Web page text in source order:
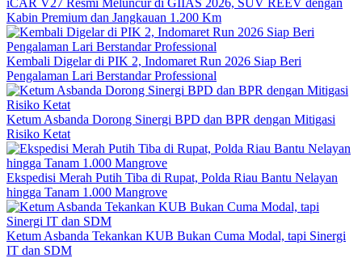
iCAR V27 Resmi Meluncur di GIIAS 2026, SUV REEV dengan
Kabin Premium dan Jangkauan 1.200 Km
Kembali Digelar di PIK 2, Indomaret Run 2026 Siap Beri
Pengalaman Lari Berstandar Professional
Ketum Asbanda Dorong Sinergi BPD dan BPR dengan Mitigasi
Risiko Ketat
Ekspedisi Merah Putih Tiba di Rupat, Polda Riau Bantu Nelayan
hingga Tanam 1.000 Mangrove
Ketum Asbanda Tekankan KUB Bukan Cuma Modal, tapi Sinergi
IT dan SDM